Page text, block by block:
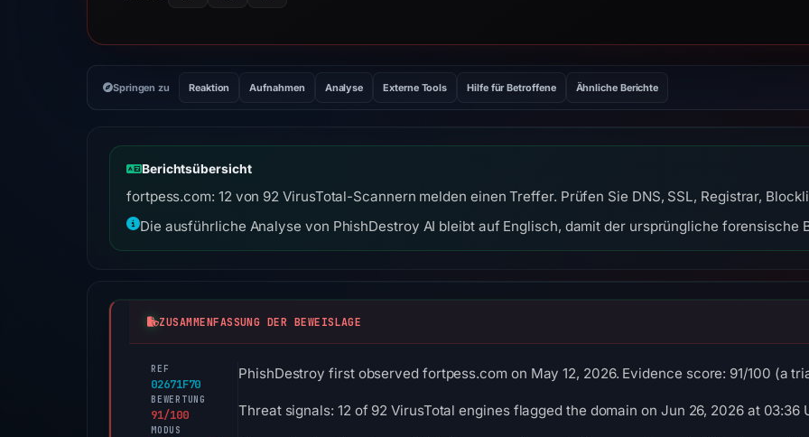
Springen zu Reaktion Aufnahmen Analyse Externe Tools Hilfe für Betroffene Ähnliche Berichte
Berichtsübersicht
fortpess.com: 12 von 92 VirusTotal-Scannern melden einen Treffer. Prüfen Sie DNS, SSL, Registrar,
Die ausführliche Analyse von PhishDestroy AI bleibt auf Englisch, damit der ursprüngliche forensische
ZUSAMMENFASSUNG DER BEWEISLAGE
REF
02671F70
BEWERTUNG
91/100
MODUS
PhishDestroy first observed fortpess.com on May 12, 2026. Evidence score: 91/100 (a
Threat signals: 12 of 92 VirusTotal engines flagged the domain on Jun 26, 2026 at 03:36